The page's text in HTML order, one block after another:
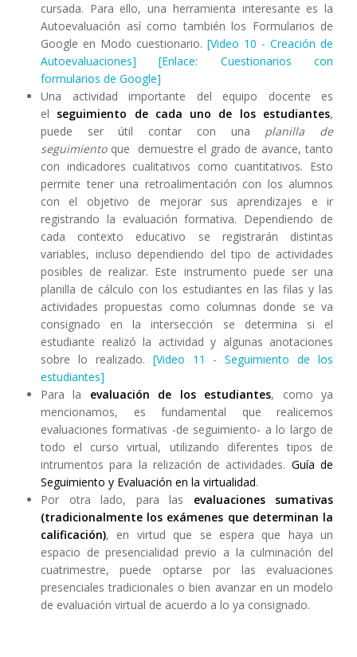
cursada. Para ello, una herramienta interesante es la
Autoevaluación así como también los Formularios de
Google en Modo cuestionario. [Video 10 - Creación de
Autoevaluaciones]
[Enlace: Cuestionarios con
formularios de Google]
Una actividad importante del equipo docente es
el seguimiento de cada uno de los estudiantes,
puede ser útil contar con una planilla de
seguimientoque demuestre el grado de avance, tanto
con indicadores cualitativos como cuantitativos. Esto
permite tener una retroalimentación con los alumnos
con el objetivo de mejorar sus aprendizajes e ir
registrando la evaluación formativa. Dependiendo de
cada contexto educativo se registrarán distintas
variables, incluso dependiendo del tipo de actividades
posibles de realizar. Este instrumento puede ser una
planilla de cálculo con los estudiantes en las filas y las
actividades propuestas como columnas donde se va
consignado en la intersección se determina si el
estudiante realizó la actividad y algunas anotaciones
sobre lo realizado. [Video 11 - Seguimiento de los
estudiantes]
Para la evaluación de los estudiantes, como ya
mencionamos, es fundamental que realicemos
evaluaciones formativas -de seguimiento- a lo largo de
todo el curso virtual, utilizando diferentes tipos de
intrumentos para la relización de actividades. Guía de
Seguimiento y Evaluación en la virtualidad.
Por otra lado, para las evaluaciones sumativas
(tradicionalmente los exámenes que determinan la
calificación), en virtud que se espera que haya un
espacio de presencialidad previo a la culminación del
cuatrimestre, puede optarse por las evaluaciones
presenciales tradicionales o bien avanzar en un modelo
de evaluación virtual de acuerdo a lo ya consignado.